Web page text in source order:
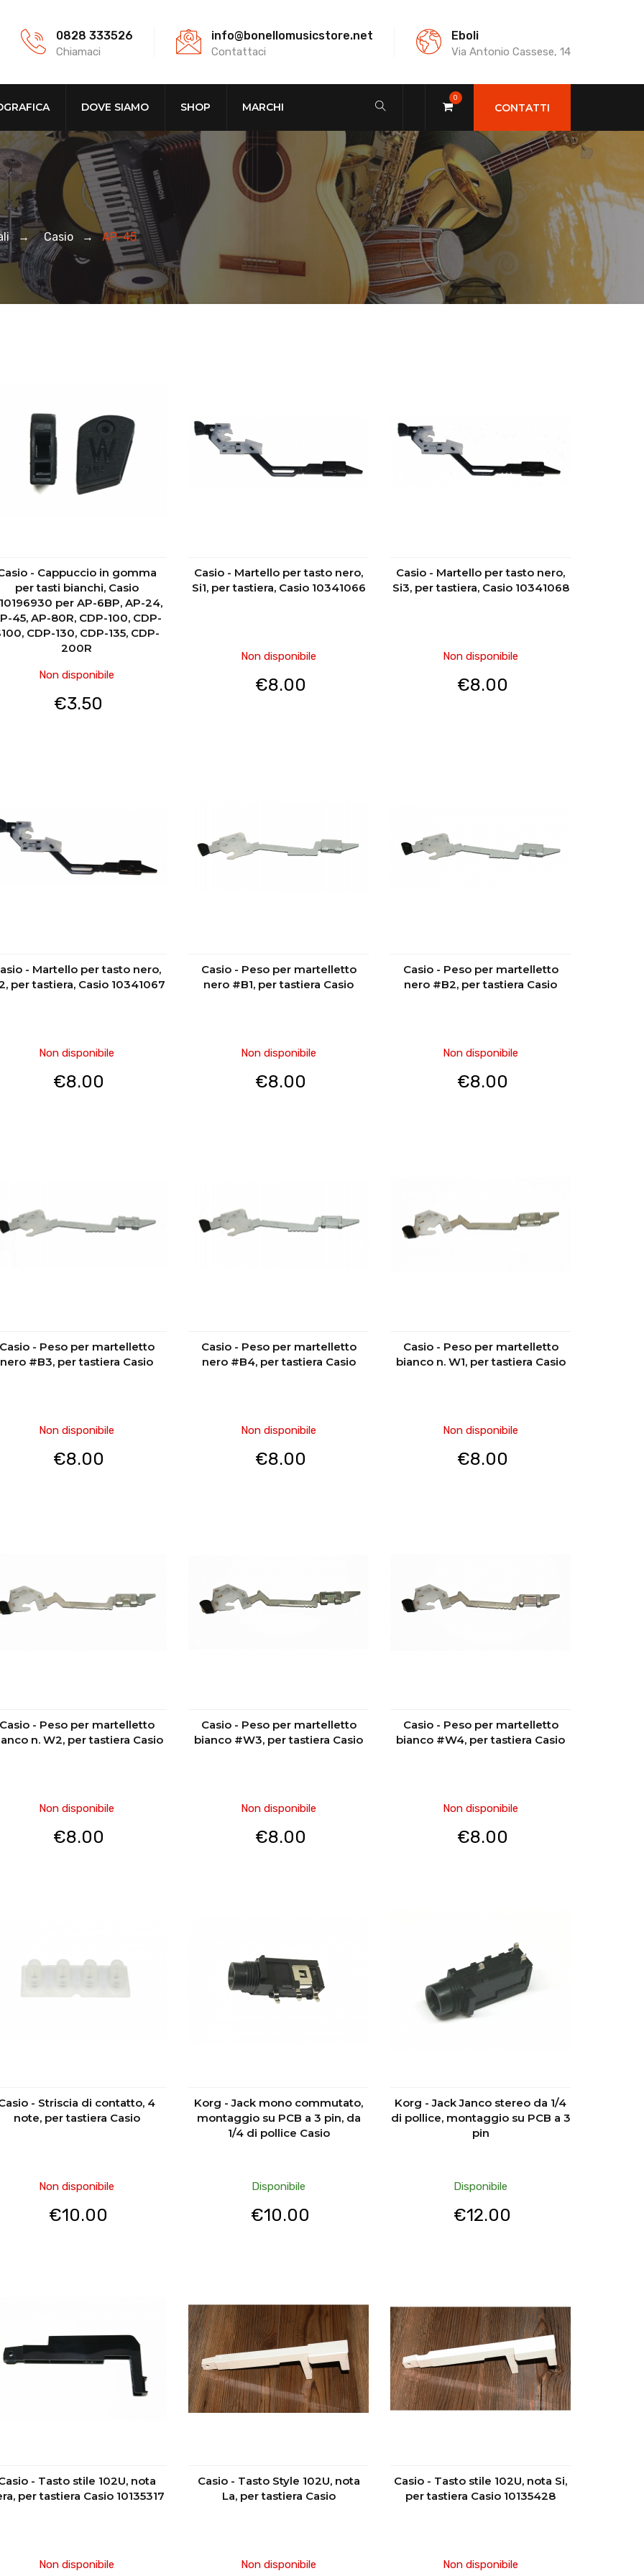
0828 333526
Chiamaci
info@bonellomusicstore.net
Contattaci
Eboli
Via Antonio Cassese, 14
CONTATTI
0
DOVE SIAMO SHOP MARCHI
→ Casio → AP-45
- Cappuccio in gomma
per tasti bianchi, Casio
per AP-6BP, AP-24,
45, AP-80R, CDP-100, CDP-
CDP-130, CDP-135, CDP-
200R
Non disponibile
€3.50
Casio - Martello per tasto nero,
Si1, per tastiera, Casio 10341066
Non disponibile
€8.00
Casio - Martello per tasto nero,
Si3, per tastiera, Casio 10341068
Non disponibile
€8.00
- Martello per tasto nero,
per tastiera, Casio 10341067
Non disponibile
€8.00
Casio - Peso per martelletto
nero #B1, per tastiera Casio
Non disponibile
€8.00
Casio - Peso per martelletto
nero #B2, per tastiera Casio
Non disponibile
€8.00
- Peso per martelletto
nero #B3, per tastiera Casio
Non disponibile
€8.00
Casio - Peso per martelletto
nero #B4, per tastiera Casio
Non disponibile
€8.00
Casio - Peso per martelletto
bianco n. W1, per tastiera Casio
Non disponibile
€8.00
- Peso per martelletto
n. W2, per tastiera Casio
Non disponibile
€8.00
Casio - Peso per martelletto
bianco #W3, per tastiera Casio
Non disponibile
€8.00
Casio - Peso per martelletto
bianco #W4, per tastiera Casio
Non disponibile
€8.00
- Striscia di contatto, 4
note, per tastiera Casio
Non disponibile
€10.00
Korg - Jack mono commutato,
montaggio su PCB a 3 pin, da
1/4 di pollice Casio
Disponibile
€10.00
Korg - Jack Janco stereo da 1/4
di pollice, montaggio su PCB a 3
pin
Disponibile
€12.00
- Tasto stile 102U, nota
per tastiera Casio 10135317
Non disponibile
Casio - Tasto Style 102U, nota
La, per tastiera Casio
Non disponibile
Casio - Tasto stile 102U, nota Si,
per tastiera Casio 10135428
Non disponibile